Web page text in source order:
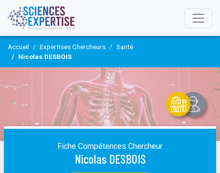
Accueil Expertises Chercheurs
Santé
Nicolas DESBOIS
Fiche Compétences Chercheur
Nicolas DESBOIS